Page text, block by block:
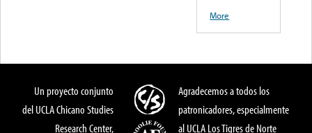
More
Un proyecto conjunto
del UCLA Chicano Studies
Research Center,
Agradecemos a todos los
patronicadores, especialmente
al UCLA Los Tigres de Norte